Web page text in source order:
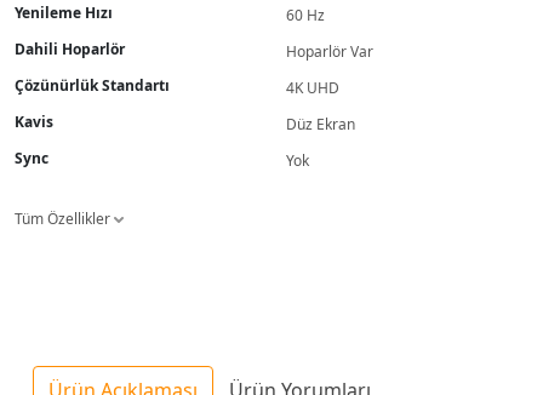
Yenileme Hızı
60 Hz
Dahili Hoparlör
Hoparlör Var
Çözünürlük Standartı
4K UHD
Kavis
Düz Ekran
Sync
Yok
Tüm Özellikler